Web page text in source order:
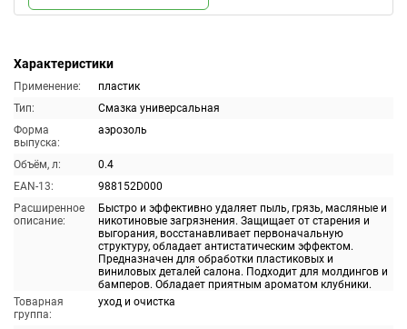
Характеристики
Применение:
пластик
Тип:
Смазка универсальная
Форма
выпуска:
аэрозоль
Объём, л:
0.4
EAN-13:
988152D000
Расширенное
описание:
Быстро и эффективно удаляет пыль, грязь, масляные и
никотиновые загрязнения. Защищает от старения и
выгорания, восстанавливает первоначальную
структуру, обладает антистатическим эффектом.
Предназначен для обработки пластиковых и
виниловых деталей салона. Подходит для молдингов и
бамперов. Обладает приятным ароматом клубники.
Товарная
группа:
уход и очистка